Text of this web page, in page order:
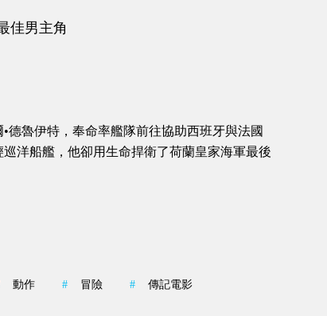
佳男主角
德魯伊特，奉命率艦隊前往協助西班牙與法國
洋船艦，他卻用生命捍衛了荷蘭皇家海軍最後
動作 # 冒險 # 傳記電影